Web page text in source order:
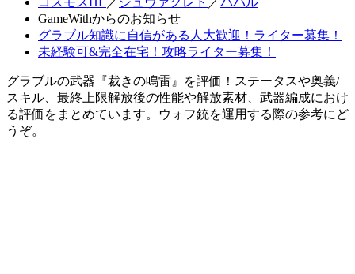
GameWithからのお知らせ
グラブル知識に自信がある人大歓迎！ライター募集！
未経験可&完全在宅！攻略ライター募集！
グラブルの武器『裁きの鳴雷』を評価！ステータスや奥義/
スキル、最終上限解放後の性能や解放素材、武器編成におけ
る評価をまとめています。ウォフ銃を運用する際の参考にど
うぞ。